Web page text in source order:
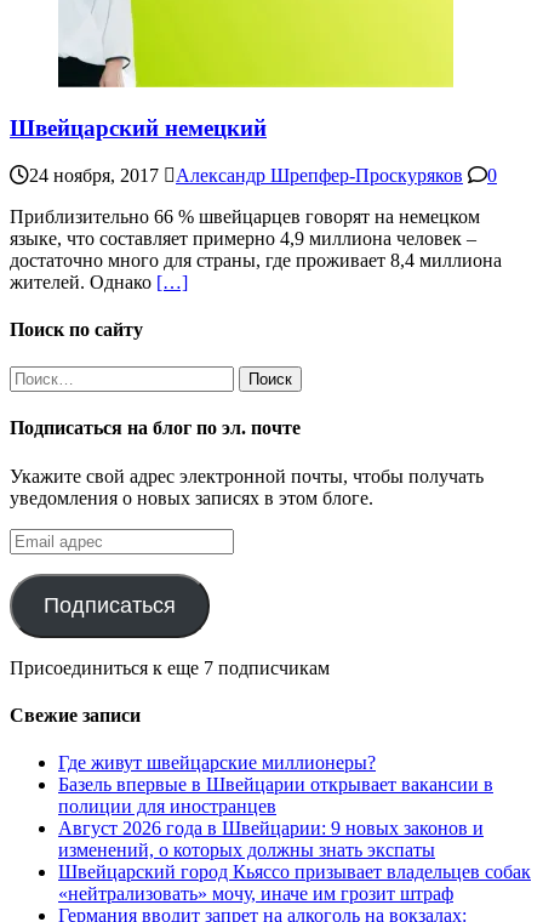
Швейцарский немецкий
24 ноября, 2017 Александр Шрепфер-Проскуряков
0
Приблизительно 66 % швейцарцев говорят на немецком
языке, что составляет примерно 4,9 миллиона человек –
достаточно много для страны, где проживает 8,4 миллиона
жителей. Однако […]
Поиск по сайту
Найти:
Подписаться на блог по эл. почте
Укажите свой адрес электронной почты, чтобы получать
уведомления о новых записях в этом блоге.
Email
адрес
Подписаться
Присоединиться к еще 7 подписчикам
Свежие записи
Где живут швейцарские миллионеры?
Базель впервые в Швейцарии открывает вакансии в
полиции для иностранцев
Август 2026 года в Швейцарии: 9 новых законов и
изменений, о которых должны знать экспаты
Швейцарский город Кьяссо призывает владельцев собак
«нейтрализовать» мочу, иначе им грозит штраф
Германия вводит запрет на алкоголь на вокзалах: